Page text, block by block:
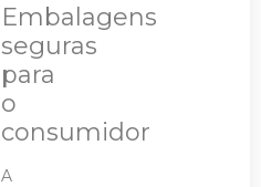
Embalagens
seguras
para
o
consumidor
A